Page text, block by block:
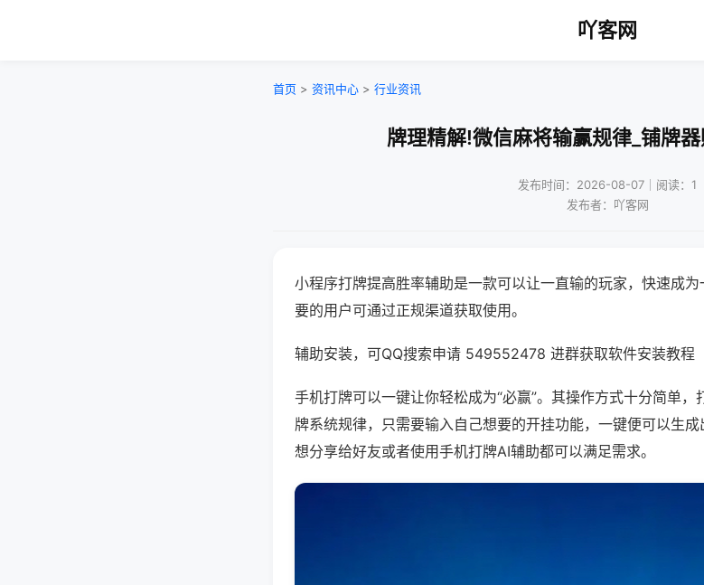
吖客网
首页 > 资讯中心 > 行业资讯
牌理精解!微信麻将输赢规律_铺牌
发布时间：2026-08-07｜阅读：1
发布者：吖客网
小程序打牌提高胜率辅助是一款可以让一直输的玩家，快速成为
要的用户可通过正规渠道获取使用。
辅助安装，可QQ搜索申请 549552478 进群获取软件安装教程
手机打牌可以一键让你轻松成为“必赢”。其操作方式十分简单
牌系统规律，只需要输入自己想要的开挂功能，一键便可以生
想分享给好友或者使用手机打牌AI辅助都可以满足需求。